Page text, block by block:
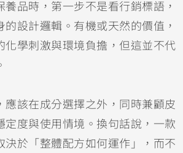
養品時，第一步不是看行銷標語，
的設計邏輯。有機或天然的價值，
化學刺激與環境負擔，但這並不代
應該在成分選擇之外，同時兼顧皮
定度與使用情境。換句話說，一款
決於「整體配方如何運作」，而不